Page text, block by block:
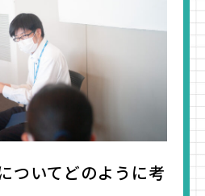
ついてどのように考